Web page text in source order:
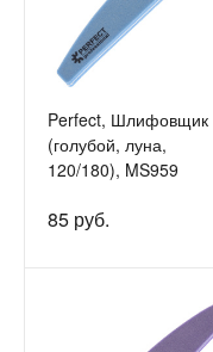
Perfect, Шлифовщик
(голубой, луна,
120/180), MS959
85 руб.